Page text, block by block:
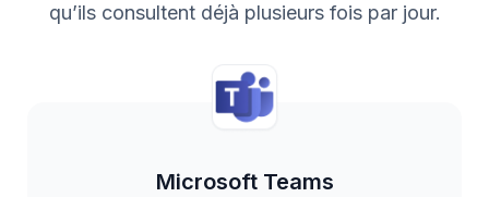
qu’ils consultent déjà plusieurs fois par jour.
Microsoft Teams